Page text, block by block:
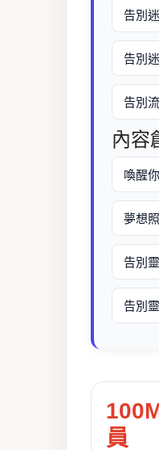
告別
告別
告別
內容
喚醒
夢想
告別
告別
員